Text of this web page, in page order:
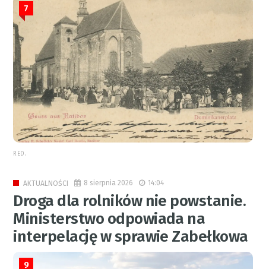
7
RED.
AKTUALNOŚCI 8 sierpnia 2026 14:04
Droga dla rolników nie powstanie.
Ministerstwo odpowiada na
interpelację w sprawie Zabełkowa
9